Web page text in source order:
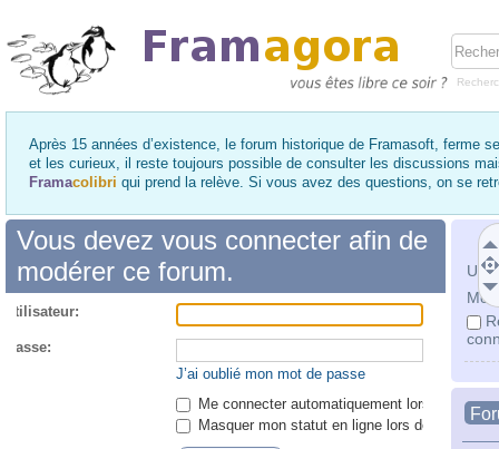
Après 15 années d’existence, le forum historique de Framasoft, ferme
et les curieux, il reste toujours possible de consulter les discussions
Framacolibri qui prend la relève. Si vous avez des questions, on se
Mot
Vous devez vous connecter afin de
modérer ce forum.
passe:
J’ai oublié mon mot de passe
Me connecter automatiquement lors de
Masquer mon statut en ligne lors de cette